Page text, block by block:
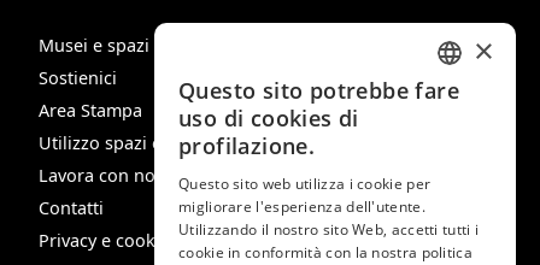
Musei e spazi
Sostienici
Area Stampa
Utilizzo spazi e immagini
Lavora con noi
Contatti
Privacy e cookie policy
ITALIAN
GERMAN
FRENCH
×
Questo sito potrebbe fare
uso di cookies di
profilazione.
Questo sito web utilizza i cookie per
migliorare l'esperienza dell'utente.
Utilizzando il nostro sito Web, accetti tutti i
cookie in conformità con la nostra politica